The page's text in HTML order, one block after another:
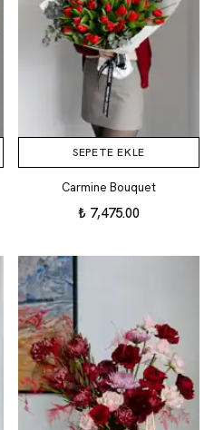
SEPETE EKLE
Carmine Bouquet
₺ 7,475.00